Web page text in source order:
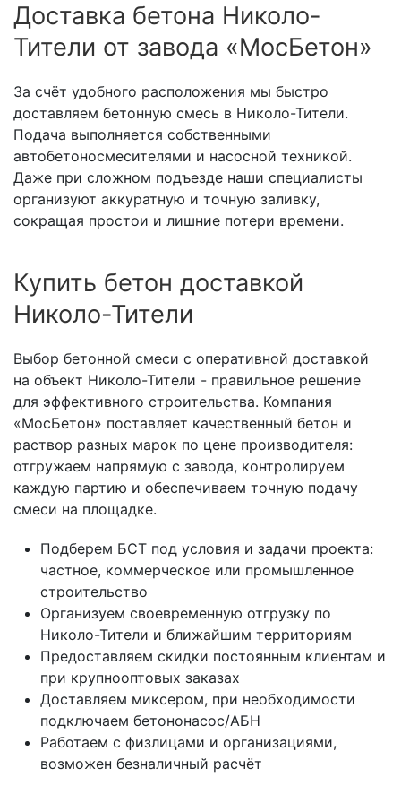
Доставка бетона Николо-
Тители от завода «МосБетон»
За счёт удобного расположения мы быстро
доставляем бетонную смесь в Николо-Тители.
Подача выполняется собственными
автобетоносмесителями и насосной техникой.
Даже при сложном подъезде наши специалисты
организуют аккуратную и точную заливку,
сокращая простои и лишние потери времени.
Купить бетон доставкой
Николо-Тители
Выбор бетонной смеси с оперативной доставкой
на объект Николо-Тители - правильное решение
для эффективного строительства. Компания
«МосБетон» поставляет качественный бетон и
раствор разных марок по цене производителя:
отгружаем напрямую с завода, контролируем
каждую партию и обеспечиваем точную подачу
смеси на площадке.
Подберем БСТ под условия и задачи проекта:
частное, коммерческое или промышленное
строительство
Организуем своевременную отгрузку по
Николо-Тители и ближайшим территориям
Предоставляем скидки постоянным клиентам и
при крупнооптовых заказах
Доставляем миксером, при необходимости
подключаем бетононасос/АБН
Работаем с физлицами и организациями,
возможен безналичный расчёт